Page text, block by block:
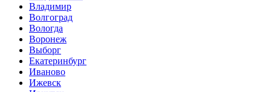
Владимир
Волгоград
Вологда
Воронеж
Выборг
Екатеринбург
Иваново
Ижевск